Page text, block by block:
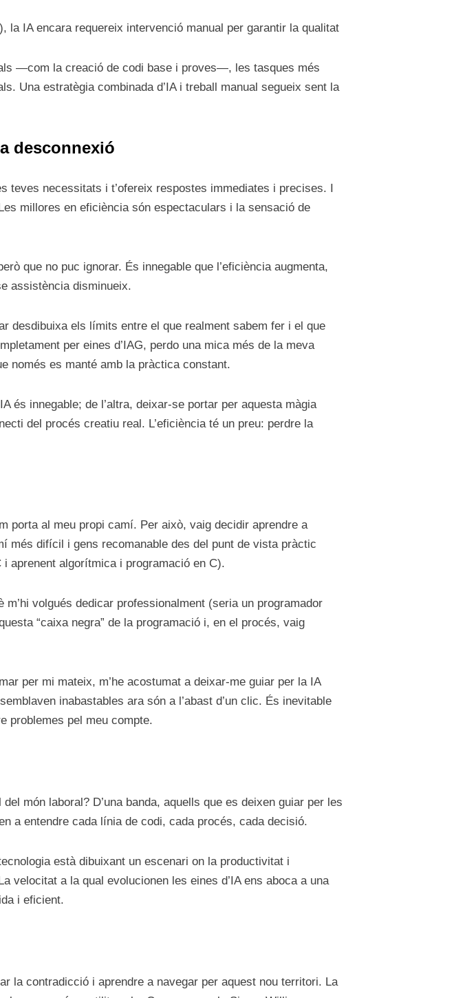
IA encara requereix intervenció manual per garantir la qualitat
—com la creació de codi base i proves—, les tasques més
Una estratègia combinada d’IA i treball manual segueix sent la
desconnexió
necessitats i t’ofereix respostes immediates i precises. I
millores en eficiència són espectaculars i la sensació de
que no puc ignorar. És innegable que l’eficiència augmenta,
assistència disminueix.
desdibuixa els límits entre el que realment sabem fer i el que
per eines d’IAG, perdo una mica més de la meva
només es manté amb la pràctica constant.
és innegable; de l’altra, deixar-se portar per aquesta màgia
del procés creatiu real. L’eficiència té un preu: perdre la
porta al meu propi camí. Per això, vaig decidir aprendre a
més difícil i gens recomanable des del punt de vista pràctic
aprenent algorítmica i programació en C).
volgués dedicar professionalment (seria un programador
“caixa negra” de la programació i, en el procés, vaig
per mi mateix, m’he acostumat a deixar-me guiar per la IA
inabastables ara són a l’abast d’un clic. És inevitable
problemes pel meu compte.
món laboral? D’una banda, aquells que es deixen guiar per les
a entendre cada línia de codi, cada procés, cada decisió.
està dibuixant un escenari on la productivitat i
velocitat a la qual evolucionen les eines d’IA ens aboca a una
i eficient.
la contradicció i aprendre a navegar per aquest nou territori. La